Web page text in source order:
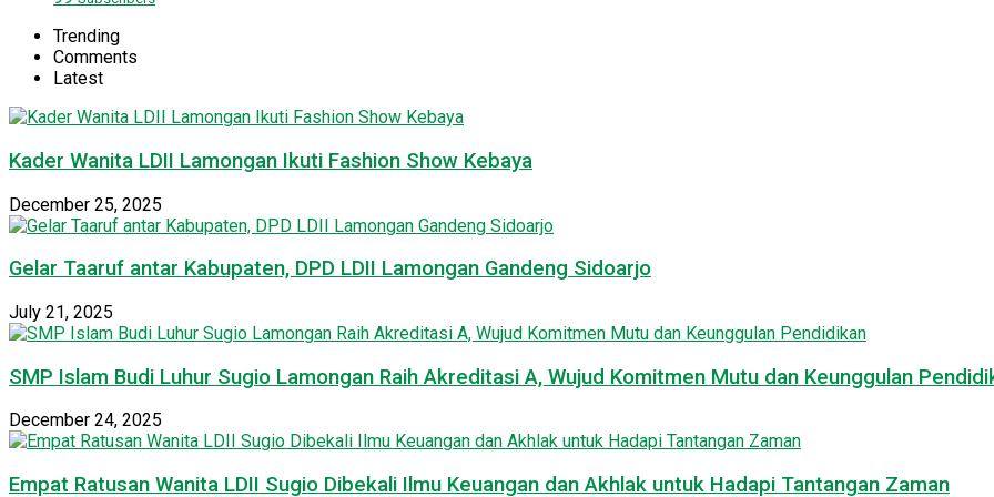
Trending
Comments
Latest
Kader Wanita LDII Lamongan Ikuti Fashion Show Kebaya
December 25, 2025
Gelar Taaruf antar Kabupaten, DPD LDII Lamongan Gandeng Sidoarjo
July 21, 2025
SMP Islam Budi Luhur Sugio Lamongan Raih Akreditasi A, Wujud Komitmen Mutu dan Keunggulan
December 24, 2025
Empat Ratusan Wanita LDII Sugio Dibekali Ilmu Keuangan dan Akhlak untuk Hadapi Tantangan Zaman